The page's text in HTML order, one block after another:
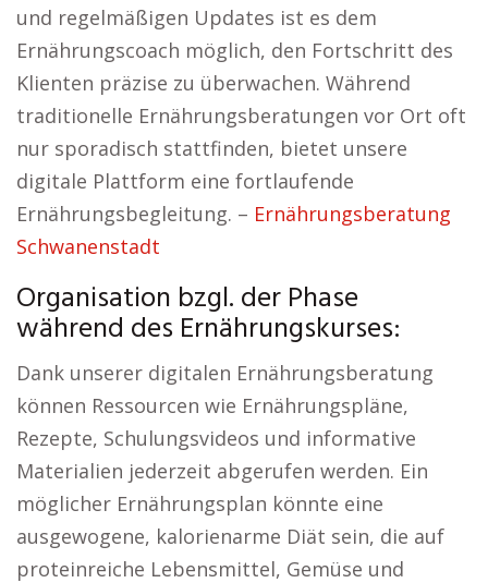
und regelmäßigen Updates ist es dem
Ernährungscoach möglich, den Fortschritt des
Klienten präzise zu überwachen. Während
traditionelle Ernährungsberatungen vor Ort oft
nur sporadisch stattfinden, bietet unsere
digitale Plattform eine fortlaufende
Ernährungsbegleitung. – Ernährungsberatung
Schwanenstadt
Organisation bzgl. der Phase
während des Ernährungskurses:
Dank unserer digitalen Ernährungsberatung
können Ressourcen wie Ernährungspläne,
Rezepte, Schulungsvideos und informative
Materialien jederzeit abgerufen werden. Ein
möglicher Ernährungsplan könnte eine
ausgewogene, kalorienarme Diät sein, die auf
proteinreiche Lebensmittel, Gemüse und